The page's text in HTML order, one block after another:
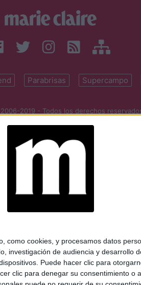
como cookies, y procesamos datos
investigación de audiencia y desarrollo
Puede hacer clic para
clic para denegar su consentimiento
Parabrisas Supercampo
2019 - Todos los derechos
| Propietario: Diario Perfil S.A.